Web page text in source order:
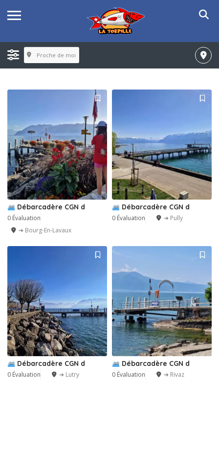
Proche de moi
Débarcadère CGN d
0 Évaluation
➔ Bourg-En-Lavaux
Débarcadère CGN d
0 Évaluation ➔ Pully
Débarcadère CGN d
0 Évaluation ➔ Lutry
Débarcadère CGN d
0 Évaluation ➔ Rivaz